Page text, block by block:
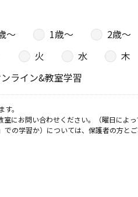
〜 1歳〜 2歳〜
火 水 木
ライン&教室学習
。
にお問い合わせください。（曜日によ
の学習か）については、保護者の方とご